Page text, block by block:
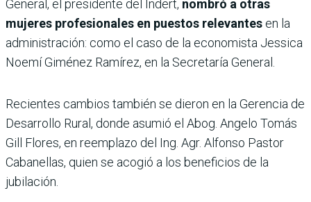
General, el presidente del Indert, nombró a otras
mujeres profesionales en puestos relevantes en la
administración: como el caso de la economista Jessica
Noemí Giménez Ramírez, en la Secretaría General.
Recientes cambios también se dieron en la Gerencia de
Desarrollo Rural, donde asumió el Abog. Angelo Tomás
Gill Flores, en reemplazo del Ing. Agr. Alfonso Pastor
Cabanellas, quien se acogió a los beneficios de la
jubilación.